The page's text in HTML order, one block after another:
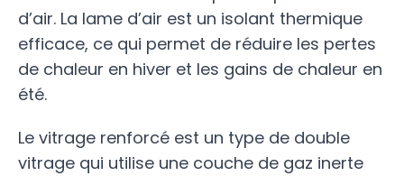
d’air. La lame d’air est un isolant thermique
efficace, ce qui permet de réduire les pertes
de chaleur en hiver et les gains de chaleur en
été.
Le vitrage renforcé est un type de double
vitrage qui utilise une couche de gaz inerte